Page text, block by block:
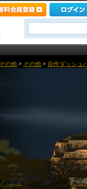
その他 > その他 > 自作ダッシュ